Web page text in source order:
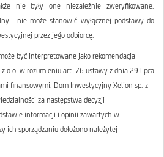
nie były one niezależnie zweryfikowane.
i nie może stanowić wyłącznej podstawy do
przez jego odbiorcę.
być interpretowane jako rekomendacja
o.o. w rozumieniu art. 76 ustawy z dnia 29 lipca
finansowymi. Dom Inwestycyjny Xelion sp. z
za następstwa decyzji
informacji i opinii zawartych w
ich sporządzaniu dołożono należytej